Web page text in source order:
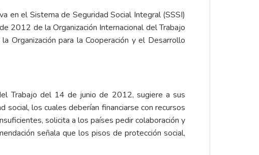
en el Sistema de Seguridad Social Integral (SSSI)
2012 de la Organización Internacional del Trabajo
Organización para la Cooperación y el Desarrollo
Trabajo del 14 de junio de 2012, sugiere a sus
los cuales deberían financiarse con recursos
solicita a los países pedir colaboración y
señala que los pisos de protección social,